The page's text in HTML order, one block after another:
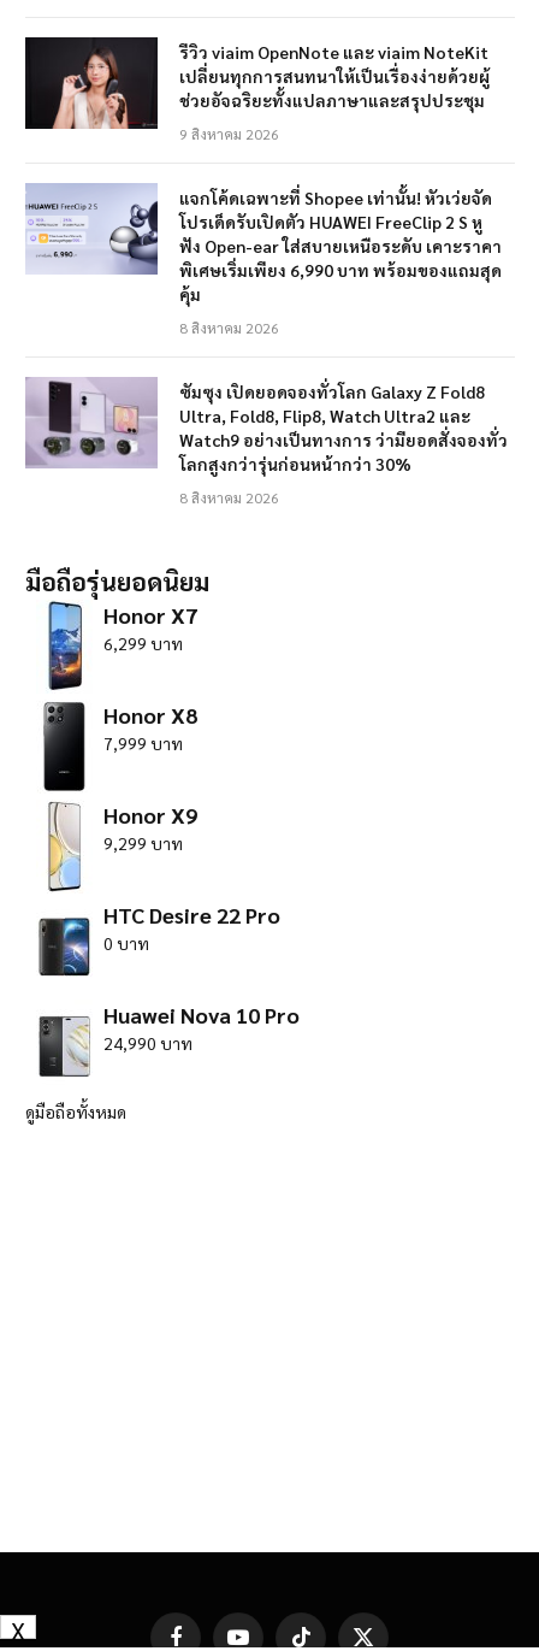
รีวิว viaim OpenNote และ viaim NoteKit
เปลี่ยนทุกการสนทนาให้เป็นเรื่องง่ายด้วยผู้
ช่วยอัจฉริยะทั้งแปลภาษาและสรุปประชุม
9 สิงหาคม 2026
แจกโค้ดเฉพาะที่ Shopee เท่านั้น! หัวเว่ยจัด
โปรเด็ดรับเปิดตัว HUAWEI FreeClip 2 S หู
ฟัง Open-ear ใส่สบายเหนือระดับ เคาะราคา
พิเศษเริ่มเพียง 6,990 บาท พร้อมของแถมสุด
คุ้ม
8 สิงหาคม 2026
ซัมซุง เปิดยอดจองทั่วโลก Galaxy Z Fold8
Ultra, Fold8, Flip8, Watch Ultra2 และ
Watch9 อย่างเป็นทางการ ว่ามียอดสั่งจองทั่ว
โลกสูงกว่ารุ่นก่อนหน้ากว่า 30%
8 สิงหาคม 2026
มือถือรุ่นยอดนิยม
Honor X7
6,299 บาท
Honor X8
7,999 บาท
Honor X9
9,299 บาท
HTC Desire 22 Pro
0 บาท
Huawei Nova 10 Pro
24,990 บาท
ดูมือถือทั้งหมด
X